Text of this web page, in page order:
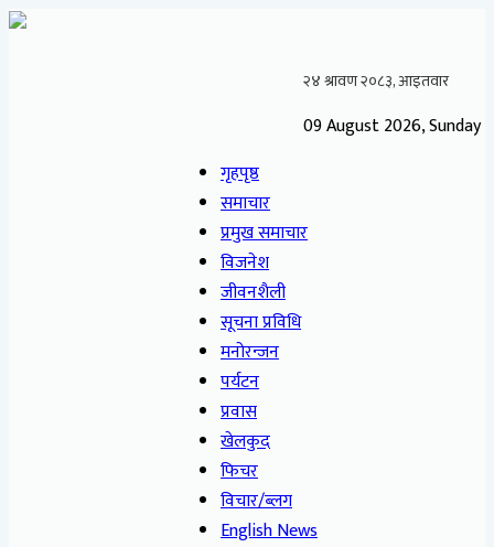
09 August 2026, Sunday
गृहपृष्ठ
समाचार
प्रमुख समाचार
विजनेश
जीवनशैली
सूचना प्रविधि
मनोरन्जन
पर्यटन
प्रवास
खेलकुद
फिचर
विचार/ब्लग
English News